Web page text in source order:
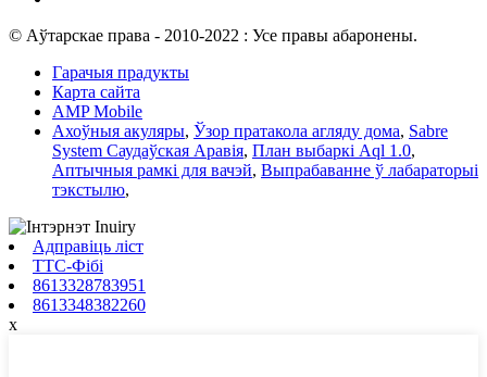
© Аўтарскае права - 2010-2022 : Усе правы абаронены.
Гарачыя прадукты
Карта сайта
AMP Mobile
Ахоўныя акуляры, Ўзор пратакола агляду дома, Sabre
System Саудаўская Аравія, План выбаркі Aql 1.0,
Аптычныя рамкі для вачэй, Выпрабаванне ў лабараторыі
тэкстылю,
Адправіць ліст
ТТС-Фібі
8613328783951
8613348382260
x